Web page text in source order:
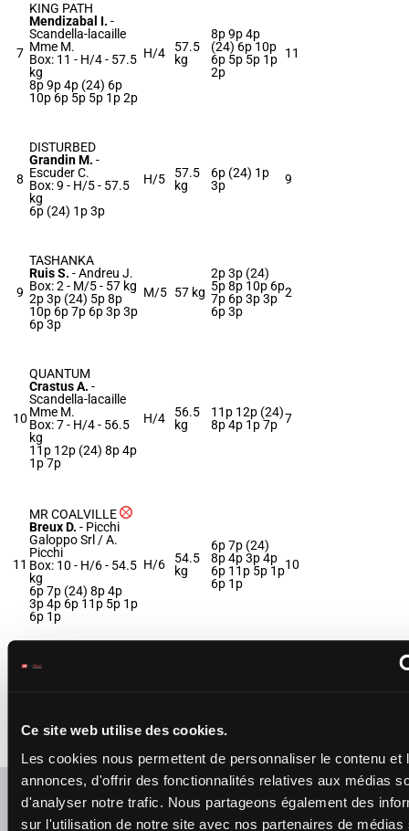
Ce site web utilise des cookies.
Les cookies nous permettent de personnaliser le contenu et
annonces, d'offrir des fonctionnalités relatives aux médias
d'analyser notre trafic. Nous partageons également des
sur l'utilisation de notre site avec nos partenaires de médias
7
KING PATH
Mendizabal I. -
Scandella-lacaille
Mme M.
Box: 11 - H/4 - 57.5
kg
8p 9p 4p (24) 6p
10p 6p 5p 5p 1p 2p
H/4
57.5
kg
8p 9p 4p
(24) 6p 10p
6p 5p 5p 1p
2p
11
8
DISTURBED
Grandin M. -
Escuder C.
Box: 9 - H/5 - 57.5
kg
6p (24) 1p 3p
H/5
57.5
kg
6p (24) 1p
3p
9
9
TASHANKA
Ruis S. -Andreu J.
Box: 2 - M/5 - 57 kg
2p 3p (24) 5p 8p
10p 6p 7p 6p 3p 3p
6p 3p
M/5 57 kg
2p 3p (24)
5p 8p 10p 6p
7p 6p 3p 3p
6p 3p
2
10
QUANTUM
Crastus A. -
Scandella-lacaille
Mme M.
Box: 7 - H/4 - 56.5
kg
11p 12p (24) 8p 4p
1p 7p
H/4
56.5
kg
11p 12p (24)
8p 4p 1p 7p 7
11
MR COALVILLE
Breux D. - Picchi
Galoppo Srl / A.
Picchi
Box: 10 - H/6 - 54.5
kg
6p 7p (24) 8p 4p
3p 4p 6p 11p 5p 1p
6p 1p
H/6
54.5
kg
6p 7p (24)
8p 4p 3p 4p
6p 11p 5p 1p
6p 1p
10
SAINT HELLIER
5p 4p 6p 8p 10p
Refresh odds
Presence of favorite horses